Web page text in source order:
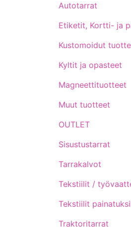
Autotarrat
Etiketit, Kortti- ja
Kustomoidut
Kyltit ja opasteet
Magneettituotteet
Muut tuotteet
OUTLET
Sisustustarrat
Tarrakalvot
Tekstiilit /
Tekstiilit
Traktoritarrat